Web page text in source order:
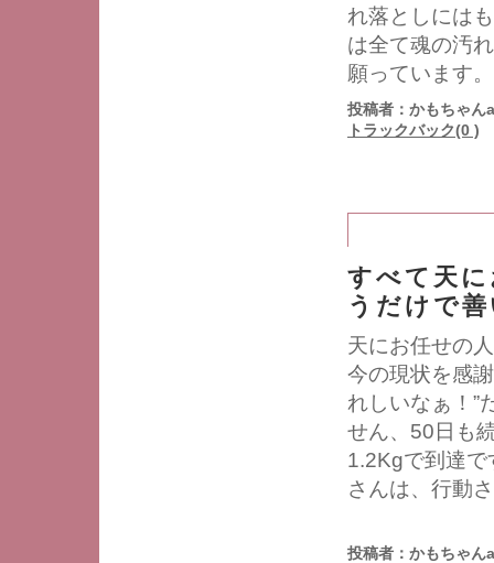
れ落としには
は全て魂の汚
願っています
投稿者：かもちゃ
トラックバック(0 )
すべて天
うだけで
天にお任せの
今の現状を感
れしいなぁ！”
せん、50日も
1.2Kgで到達で
さんは、行動
投稿者：かもちゃ